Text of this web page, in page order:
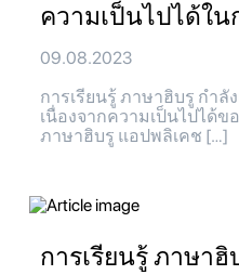
ความเป็นไปได้ใน
09.08.2023
การเรียนรู้ ภาษาฮิบรู กำลั
เนื่องจากความเป็นไปได้ข
ภาษาฮิบรู แอปพลิเคช […]
การเรียนรู้ ภาษา